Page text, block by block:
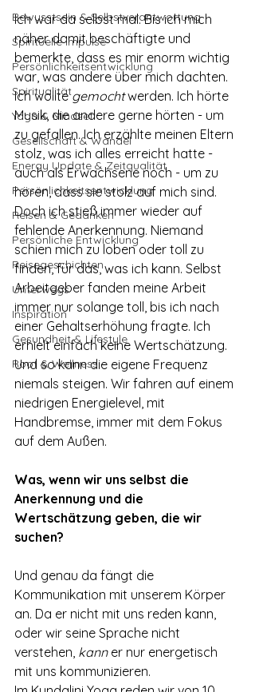
Bewusstsein & Selbstverantwortung
Spirituelle Impulse
Persönlichkeitsentwicklung
Spiritualität
Yoga & Mindset
Gesellschaft & Wandel
Energy Update & Zeitqualität
Persönlichkeitsentwicklung
Reisen & Gedanken
Persönliche Entwicklung
Reisegeschichten
Unterwegs
Inspiration
Gesundheit & Lifestyle
Root & Wellness
Ich war da selbst mal. Bis ich mich
näher damit beschäftigte und
bemerkte, dass es mir enorm wichtig
war, was andere über mich dachten.
Ich wollte gemocht werden. Ich hörte
Musik, die andere gerne hörten - um
zu gefallen. Ich erzählte meinen Eltern
stolz, was ich alles erreicht hatte -
auch als Erwachsene noch - um zu
hören, dass sie stolz auf mich sind.
Doch ich stieß immer wieder auf
fehlende Anerkennung. Niemand
schien mich zu loben oder toll zu
finden, für das, was ich kann. Selbst
Arbeitgeber fanden meine Arbeit
immer nur solange toll, bis ich nach
einer Gehaltserhöhung fragte. Ich
erhielt einfach keine Wertschätzung.
Und so kann die eigene Frequenz
niemals steigen. Wir fahren auf einem
niedrigen Energielevel, mit
Handbremse, immer mit dem Fokus
auf dem Außen.
Was, wenn wir uns selbst die
Anerkennung und die
Wertschätzung geben, die wir
suchen?
Und genau da fängt die
Kommunikation mit unserem Körper
an. Da er nicht mit uns reden kann,
oder wir seine Sprache nicht
verstehen, kann er nur energetisch
mit uns kommunizieren.